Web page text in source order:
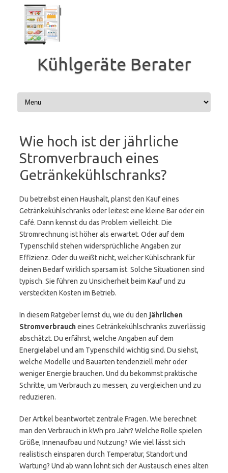
Zum
Inhalt
springen
Kühlgeräte Berater
Wie hoch ist der jährliche
Stromverbrauch eines
Getränkekühlschranks?
Du betreibst einen Haushalt, planst den Kauf eines
Getränkekühlschranks oder leitest eine kleine Bar oder ein
Café. Dann kennst du das Problem vielleicht. Die
Stromrechnung ist höher als erwartet. Oder auf dem
Typenschild stehen widersprüchliche Angaben zur
Effizienz. Oder du weißt nicht, welcher Kühlschrank für
deinen Bedarf wirklich sparsam ist. Solche Situationen sind
typisch. Sie führen zu Unsicherheit beim Kauf und zu
versteckten Kosten im Betrieb.
In diesem Ratgeber lernst du, wie du den jährlichen
Stromverbraucheines Getränkekühlschranks zuverlässig
abschätzt. Du erfährst, welche Angaben auf dem
Energielabel und am Typenschild wichtig sind. Du siehst,
welche Modelle und Bauarten tendenziell mehr oder
weniger Energie brauchen. Und du bekommst praktische
Schritte, um Verbrauch zu messen, zu vergleichen und zu
reduzieren.
Der Artikel beantwortet zentrale Fragen. Wie berechnet
man den Verbrauch in kWh pro Jahr? Welche Rolle spielen
Größe, Innenaufbau und Nutzung? Wie viel lässt sich
realistisch einsparen durch Temperatur, Standort und
Wartung? Und ab wann lohnt sich der Austausch eines alten